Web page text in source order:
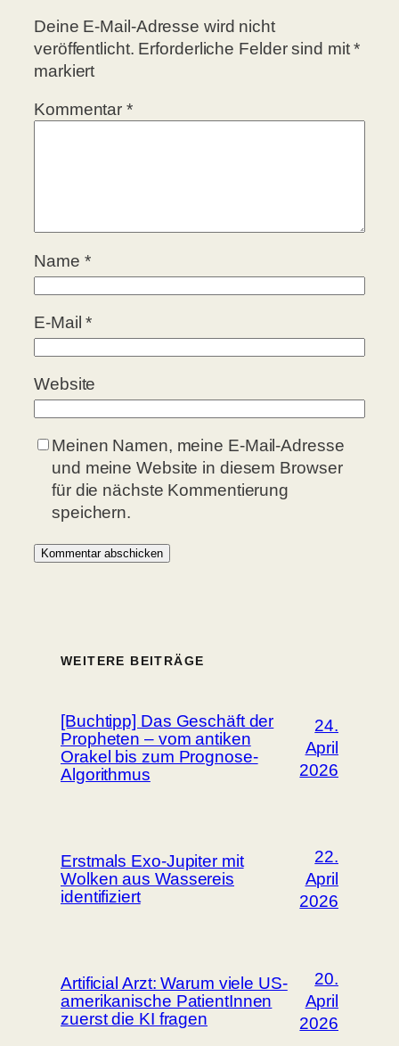
Deine E-Mail-Adresse wird nicht
veröffentlicht. Erforderliche Felder sind mit*
markiert
Kommentar*
Name *
E-Mail*
Website
Meinen Namen, meine E-Mail-Adresse
und meine Website in diesem Browser
für die nächste Kommentierung
speichern.
WEITERE BEITRÄGE
[Buchtipp] Das Geschäft der
Propheten – vom antiken
Orakel bis zum Prognose-
Algorithmus
24.
April
2026
Erstmals Exo-Jupiter mit
Wolken aus Wassereis
identifiziert
22.
April
2026
Artificial Arzt: Warum viele US-
amerikanische PatientInnen
zuerst die KI fragen
20.
April
2026